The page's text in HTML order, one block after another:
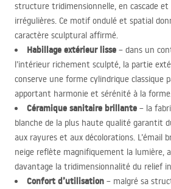
structure tridimensionnelle, en cascade et
irrégulières. Ce motif ondulé et spatial
caractère sculptural affirmé.
Habillage extérieur lisse – dans un
l’intérieur richement sculpté, la partie
conserve une forme cylindrique classique
apportant harmonie et sérénité à la
Céramique sanitaire brillante – la
blanche de la plus haute qualité garantit
aux rayures et aux décolorations. L’émail
neige reflète magnifiquement la lumière,
davantage la tridimensionnalité du relief
Confort d’utilisation – malgré sa